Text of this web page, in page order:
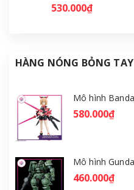
530.000₫
HÀNG NÓNG BỎNG TAY
580.000₫
460.000₫